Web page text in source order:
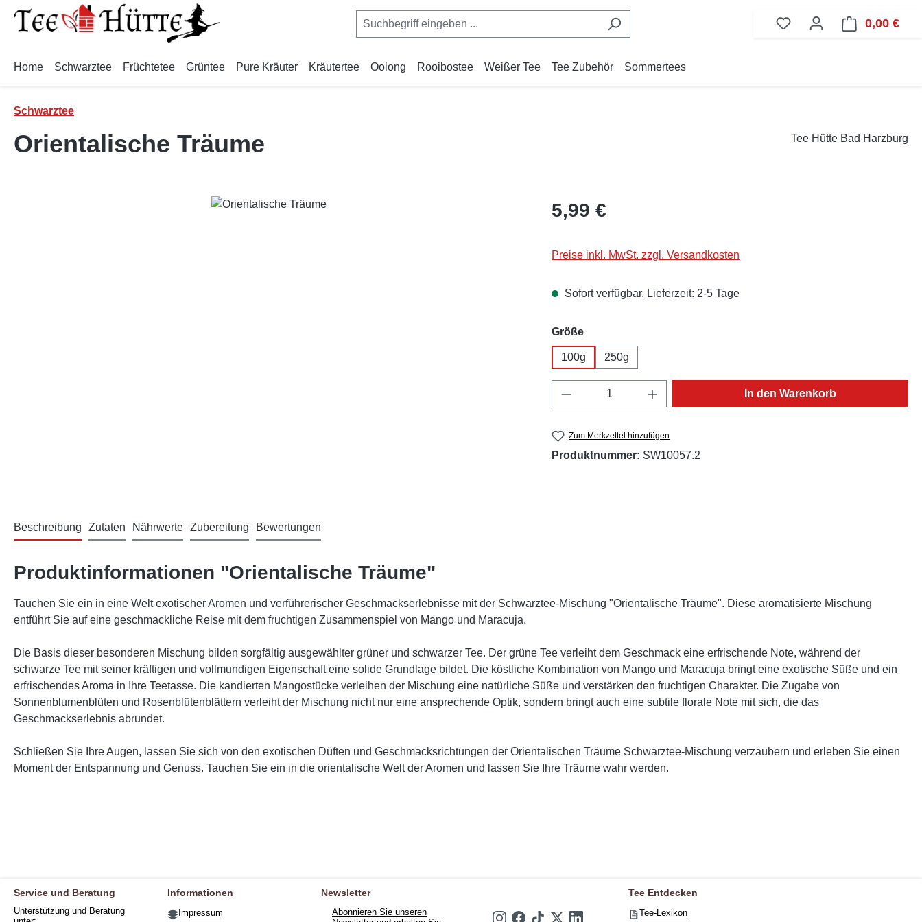
Hauptinhalt springen
Zur Suche springen
Zur Hauptnavigation springen
0,00 €
Home Schwarztee Früchtetee Grüntee Pure Kräuter Kräutertee Oolong Rooibostee Weißer Tee Tee Zubehör Sommertees
Schwarztee
Orientalische Träume Tee Hütte Bad Harzburg
Regulärer Preis:
5,99 €
Preise inkl. MwSt. zzgl. Versandkosten
Sofort verfügbar, Lieferzeit: 2-5 Tage
Größeauswählen
100g 250g
Produkt Anzahl: Gib den gewünschten Wert ein
In den Warenkorb
Zum Merkzettel hinzufügen
Produktnummer: SW10057.2
Beschreibung Zutaten Nährwerte Zubereitung Bewertungen
Produktinformationen "Orientalische Träume"
Tauchen Sie ein in eine Welt exotischer Aromen und verführerischer Geschmackserlebnisse mit der Schwarztee-Mischung "Orientalische Träume". Diese aromatisierte Mischung
entführt Sie auf eine geschmackliche Reise mit dem fruchtigen Zusammenspiel von Mango und Maracuja.
Die Basis dieser besonderen Mischung bilden sorgfältig ausgewählter grüner und schwarzer Tee. Der grüne Tee verleiht dem Geschmack eine erfrischende Note, während der
schwarze Tee mit seiner kräftigen und vollmundigen Eigenschaft eine solide Grundlage bildet. Die köstliche Kombination von Mango und Maracuja bringt eine exotische Süße und ein
erfrischendes Aroma in Ihre Teetasse. Die kandierten Mangostücke verleihen der Mischung eine natürliche Süße und verstärken den fruchtigen Charakter. Die Zugabe von
Sonnenblumenblüten und Rosenblütenblättern verleiht der Mischung nicht nur eine ansprechende Optik, sondern bringt auch eine subtile florale Note mit sich, die das
Geschmackserlebnis abrundet.
Schließen Sie Ihre Augen, lassen Sie sich von den exotischen Düften und Geschmacksrichtungen der Orientalischen Träume Schwarztee-Mischung verzaubern und erleben Sie einen
Moment der Entspannung und Genuss. Tauchen Sie ein in die orientalische Welt der Aromen und lassen Sie Ihre Träume wahr werden.
Service und Beratung
Unterstützung und Beratung
Informationen
Impressum
Newsletter
Abonnieren Sie unseren
Tee Entdecken
Tee-Lexikon